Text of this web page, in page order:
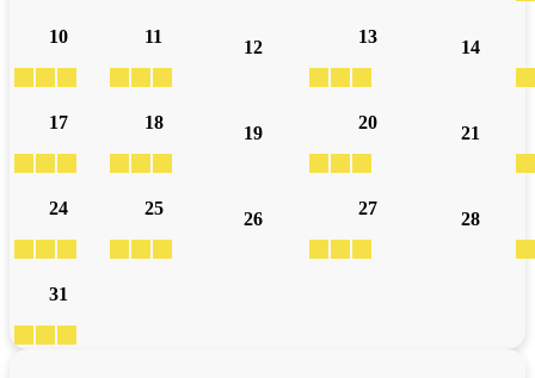
10 11
12
13
14
17 18
19
20
21
24 25
26
27
28
31